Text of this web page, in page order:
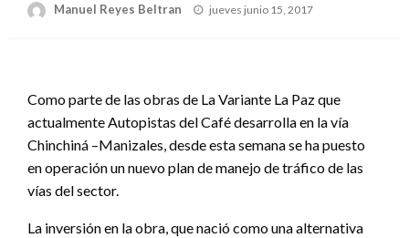
Manuel Reyes Beltran
Publicado
jueves junio 15, 2017
Como parte de las obras de La Variante La Paz que
actualmente Autopistas del Café desarrolla en la vía
Chinchiná –Manizales, desde esta semana se ha puesto
en operación un nuevo plan de manejo de tráfico de las
vías del sector.
La inversión en la obra, que nació como una alternativa